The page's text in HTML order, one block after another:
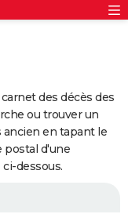
des décès des
ou trouver un
ancien en tapant le
postal d'une
dessous.